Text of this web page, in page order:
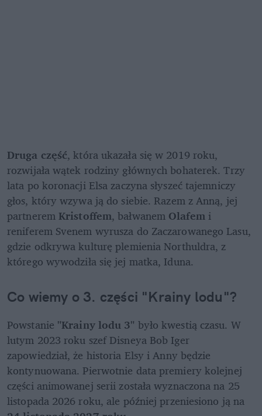
Druga część, która ukazała się w 2019 roku,
rozwijała wątek rodziny głównych bohaterek. Trzy
lata po koronacji Elsa zaczyna słyszeć tajemniczy
głos, który wzywa ją do siebie. Razem z Anną, jej
partnerem Kristoffem, bałwanem Olafem i
reniferem Svenem wyrusza do Zaczarowanego Lasu,
gdzie odkrywa kulturę plemienia Northuldra, z
którego wywodziła się jej matka, Iduna.
Co wiemy o 3. części "Krainy lodu"?
Powstanie "Krainy lodu 3" było kwestią czasu. W
lutym 2023 roku szef Disneya Bob Iger
zapowiedział, że historia Elsy i Anny będzie
kontynuowana. Pierwotnie data premiery kolejnej
części animowanej serii została wyznaczona na 25
listopada 2026 roku, ale później przeniesiono ją na